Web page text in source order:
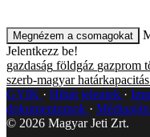
Megnézem a csomagokat
Jelentkezz be!
gazdaság földgáz gazprom
szerb-magyar határkapacitás
GYIK
Hibát jelentek
dokumentumok
© 2026 Magyar Jeti Zrt.